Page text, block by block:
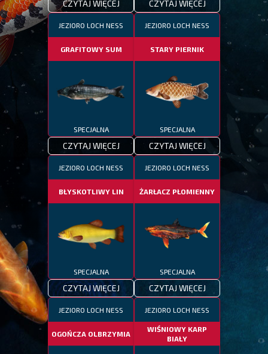
CZYTAJ WIĘCEJ CZYTAJ WIĘCEJ
JEZIORO LOCH NESS
GRAFITOWY SUM
SPECJALNA
CZYTAJ WIĘCEJ
JEZIORO LOCH NESS
STARY PIERNIK
SPECJALNA
CZYTAJ WIĘCEJ
JEZIORO LOCH NESS
BŁYSKOTLIWY LIN
SPECJALNA
CZYTAJ WIĘCEJ
JEZIORO LOCH NESS
ŻARŁACZ PŁOMIENNY
SPECJALNA
CZYTAJ WIĘCEJ
JEZIORO LOCH NESS
OGOŃCZA OLBRZYMIA
JEZIORO LOCH NESS
WIŚNIOWY KARP
BIAŁY